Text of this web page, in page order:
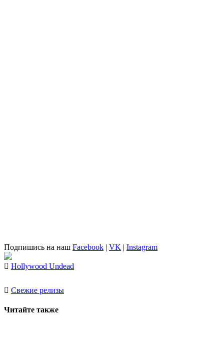
Подпишись на наш Facebook | VK | Instagram
Hollywood Undead
Свежие релизы
Читайте также